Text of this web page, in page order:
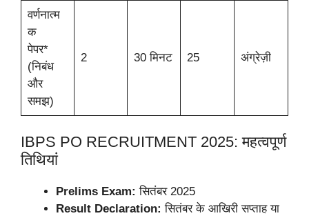
वर्णनात्म
क
पेपर*
(निबंध
और
समझ)
2 30 मिनट 25 अंग्रेज़ी
IBPS PO RECRUITMENT 2025: महत्वपूर्ण
तिथियां
Prelims Exam: सितंबर 2025
Result Declaration: सितंबर के आखिरी सप्ताह या